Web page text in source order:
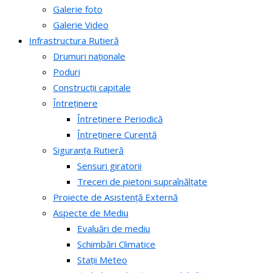
Galerie foto
Galerie Video
Infrastructura Rutieră
Drumuri naționale
Poduri
Construcții capitale
Întreținere
Întreținere Periodică
Întreținere Curentă
Siguranța Rutieră
Sensuri giratorii
Treceri de pietoni supraînălțate
Proiecte de Asistență Externă
Aspecte de Mediu
Evaluări de mediu
Schimbări Climatice
Stații Meteo